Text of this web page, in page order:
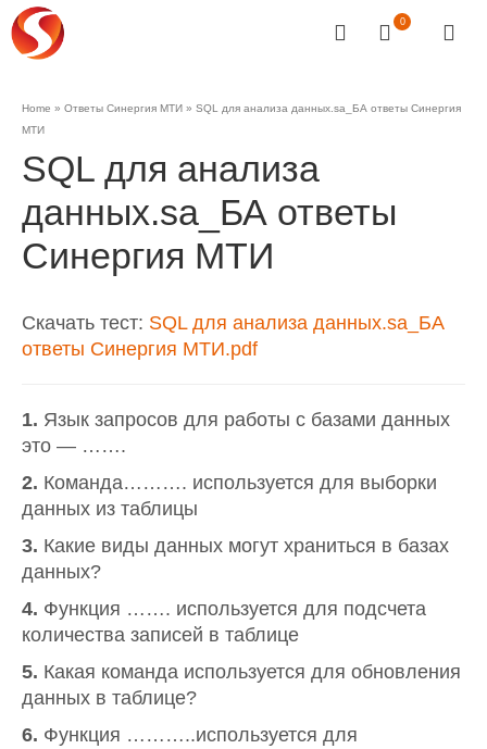
0
Home » Ответы Синергия МТИ » SQL для анализа данных.sa_БА ответы Синергия
МТИ
SQL для анализа
данных.sa_БА ответы
Синергия МТИ
Скачать тест: SQL для анализа данных.sa_БА
ответы Синергия МТИ.pdf
1. Язык запросов для работы с базами данных
это — …….
2. Команда………. используется для выборки
данных из таблицы
3. Какие виды данных могут храниться в базах
данных?
4. Функция ……. используется для подсчета
количества записей в таблице
5. Какая команда используется для обновления
данных в таблице?
6. Функция ………..используется для